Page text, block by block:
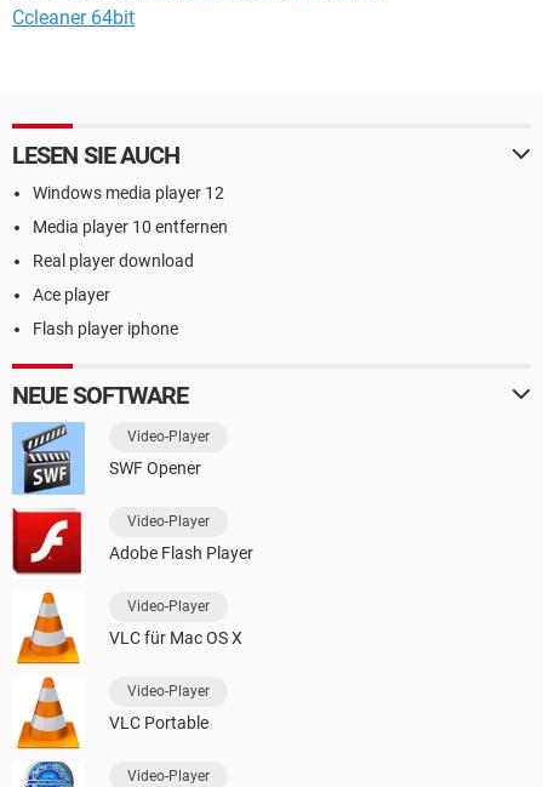
Ccleaner 64bit
LESEN SIE AUCH
Windows media player 12
Media player 10 entfernen
Real player download
Ace player
Flash player iphone
NEUE SOFTWARE
Video-Player
SWF Opener
Video-Player
Adobe Flash Player
Video-Player
VLC für Mac OS X
Video-Player
VLC Portable
Video-Player